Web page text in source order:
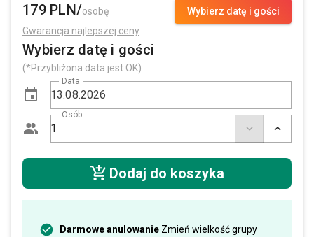
Wybierz datę i gości
179 PLN/osobę
Gwarancja najlepszej ceny
Wybierz datę i gości
(*Przybliżona data jest OK)
Data
Osób
Dodaj do koszyka
Darmowe anulowanie Zmień wielkość grupy